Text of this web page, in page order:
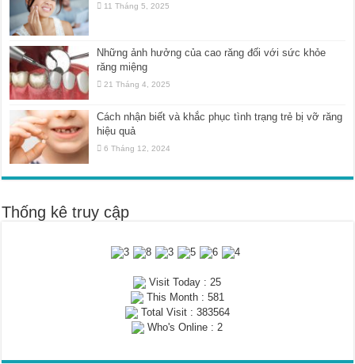
11 Tháng 5, 2025
Những ảnh hưởng của cao răng đối với sức khỏe
răng miệng
21 Tháng 4, 2025
Cách nhận biết và khắc phục tình trạng trẻ bị vỡ răng
hiệu quả
6 Tháng 12, 2024
Thống kê truy cập
Visit Today : 25
This Month : 581
Total Visit : 383564
Who's Online : 2